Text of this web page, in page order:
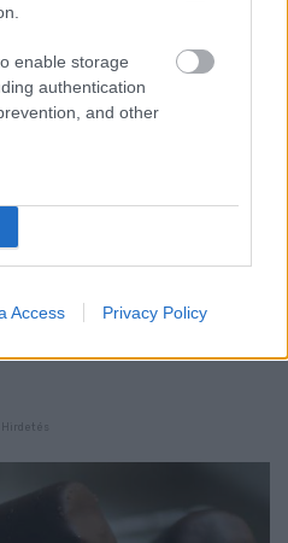
enable storage
authentication
and other
Access Privacy Policy